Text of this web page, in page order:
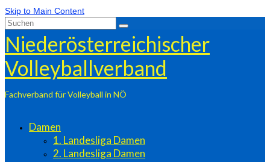
Skip to Main Content
Suchen
nach:
Niederösterreichischer
Volleyballverband
Fachverband für Volleyball in NÖ
Damen
1. Landesliga Damen
2. Landesliga Damen